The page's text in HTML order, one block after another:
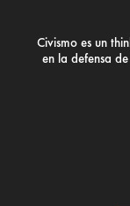
Civismo es un
en la defensa